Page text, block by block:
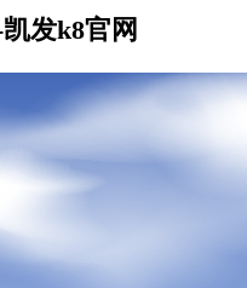
发k8官网